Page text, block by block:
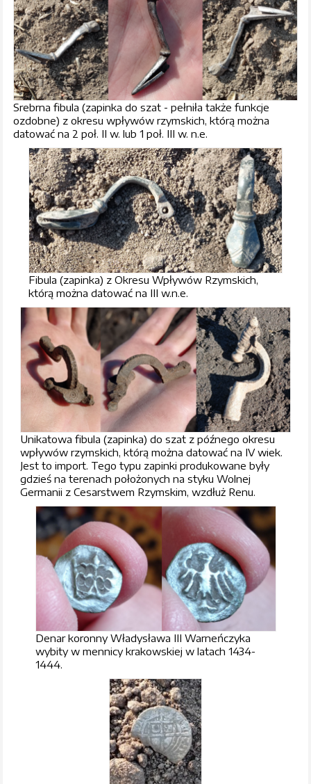
Srebrna fibula (zapinka do szat - pełniła także funkcje
ozdobne) z okresu wpływów rzymskich, którą można
datować na 2 poł. II w. lub 1 poł. III w. n.e.
Fibula (zapinka) z Okresu Wpływów Rzymskich,
którą można datować na III w.n.e.
Unikatowa fibula (zapinka) do szat z późnego okresu
wpływów rzymskich, którą można datować na IV wiek.
Jest to import. Tego typu zapinki produkowane były
gdzieś na terenach położonych na styku Wolnej
Germanii z Cesarstwem Rzymskim, wzdłuż Renu.
Denar koronny Władysława III Warneńczyka
wybity w mennicy krakowskiej w latach 1434-
1444.